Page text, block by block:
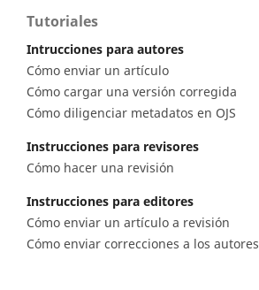
Tutoriales
Intrucciones para autores
Cómo enviar un artículo
Cómo cargar una versión corregida
Cómo diligenciar metadatos en OJS
Instrucciones para revisores
Cómo hacer una revisión
Instrucciones para editores
Cómo enviar un artículo a revisión
Cómo enviar correcciones a los autores